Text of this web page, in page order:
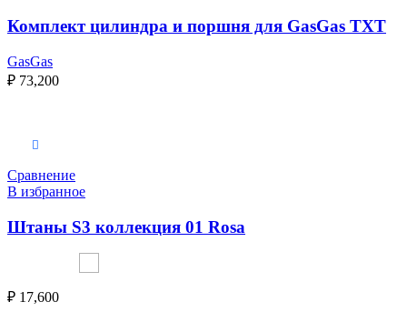
Комплект цилиндра и поршня для GasGas TXT
GasGas
₽ 73,200
Сравнение
В избранное
Штаны S3 коллекция 01 Rosa
₽ 17,600